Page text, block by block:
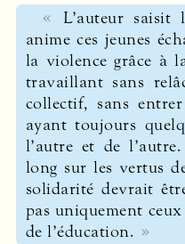
L’auteur saisit
anime ces jeunes
la violence grâce à
travaillant sans
collectif, sans
ayant toujours
l’autre et de
long sur les vertus
solidarité devrait
pas uniquement
de l’éducation.